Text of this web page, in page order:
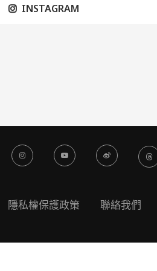
INSTAGRAM
隱私權保護政策 聯絡我們